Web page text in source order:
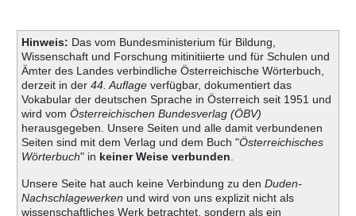
Hinweis: Das vom Bundesministerium für Bildung,
Wissenschaft und Forschung mitinitiierte und für Schulen und
Ämter des Landes verbindliche Österreichische Wörterbuch,
derzeit in der 44. Auflageverfügbar, dokumentiert das
Vokabular der deutschen Sprache in Österreich seit 1951 und
wird vom Österreichischen Bundesverlag (ÖBV)
herausgegeben. Unsere Seiten und alle damit verbundenen
Seiten sind mit dem Verlag und dem Buch "Österreichisches
Wörterbuch" in keiner Weise verbunden
Unsere Seite hat auch keine Verbindung zu den Duden-
Nachschlagewerken und wird von uns explizit nicht als
wissenschaftliches Werk betrachtet, sondern als ein